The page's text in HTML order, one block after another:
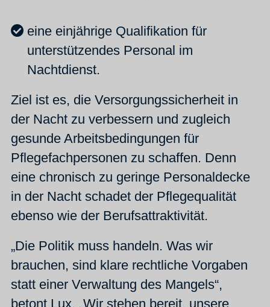
eine einjährige Qualifikation für
unterstützendes Personal im
Nachtdienst.
Ziel ist es, die Versorgungssicherheit in
der Nacht zu verbessern und zugleich
gesunde Arbeitsbedingungen für
Pflegefachpersonen zu schaffen. Denn
eine chronisch zu geringe Personaldecke
in der Nacht schadet der Pflegequalität
ebenso wie der Berufsattraktivität.
„Die Politik muss handeln. Was wir
brauchen, sind klare rechtliche Vorgaben
statt einer Verwaltung des Mangels“,
betont Lux. „Wir stehen bereit, unsere